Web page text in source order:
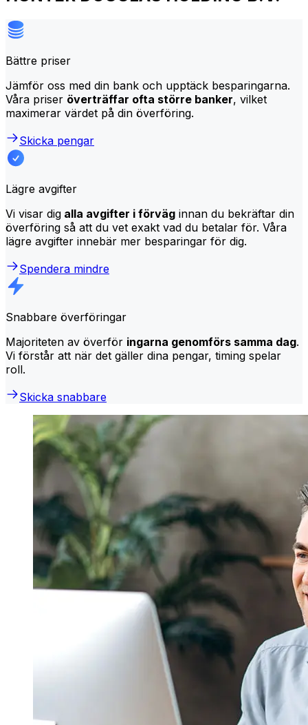
Bättre priser
Jämför oss med din bank och upptäck besparingarna.
Våra priser överträffar ofta större banker, vilket
maximerar värdet på din överföring.
Skicka pengar
Lägre avgifter
Vi visar dig alla avgifter i förväg innan du bekräftar din
överföring så att du vet exakt vad du betalar för. Våra
lägre avgifter innebär mer besparingar för dig.
Spendera mindre
Snabbare överföringar
Majoriteten av överför ingarna genomförs samma dag.
Vi förstår att när det gäller dina pengar, timing spelar
roll.
Skicka snabbare